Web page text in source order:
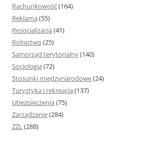
Rachunkowość(164)
Reklama (55)
Resocjalizacja (41)
Rolnictwo (25)
Samorząd terytorialny(140)
Socjologia (72)
Stosunki międzynarodowe(24)
Turystyka i rekreacja (137)
Ubezpieczenia (75)
Zarządzanie(284)
ZZL(288)